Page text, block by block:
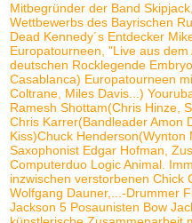
Mitbegründer der Band
Wettbewerbs des Bayrischen
Dead Kennedy´s Entdecker
Europatourneen, "Live aus
deutschen Rocklegende
Casablanca) Europatourneen
Coltrane, Miles Davis...)
Ramesh Shottam(Chris Hinze,
Chris Karrer(Bandleader Amon
Kiss)Chuck
Saxophonist Edgar Hofman,
Computerduo Logic Animal.
inzwischen verstorbenen Chick
Wolfgang Dauner,...-Drummer
Jackson 5 Posaunisten Bow